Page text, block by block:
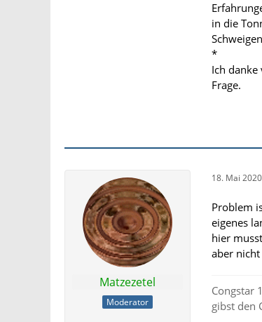
in die
*
Ich
Frage.
Matzezetel
Moderator
18. Mai
Problem
eigenes
hier
aber
Congstar
gibst den